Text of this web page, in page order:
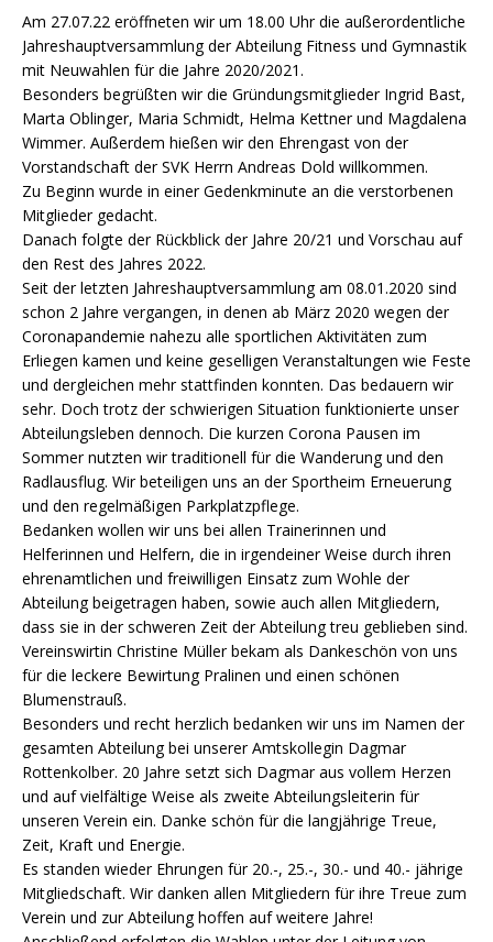
Am 27.07.22 eröffneten wir um 18.00 Uhr die außerordentliche
Jahreshauptversammlung der Abteilung Fitness und Gymnastik
mit Neuwahlen für die Jahre 2020/2021.
Besonders begrüßten wir die Gründungsmitglieder Ingrid Bast,
Marta Oblinger, Maria Schmidt, Helma Kettner und Magdalena
Wimmer. Außerdem hießen wir den Ehrengast von der
Vorstandschaft der SVK Herrn Andreas Dold willkommen.
Zu Beginn wurde in einer Gedenkminute an die verstorbenen
Mitglieder gedacht.
Danach folgte der Rückblick der Jahre 20/21 und Vorschau auf
den Rest des Jahres 2022.
Seit der letzten Jahreshauptversammlung am 08.01.2020 sind
schon 2 Jahre vergangen, in denen ab März 2020 wegen der
Coronapandemie nahezu alle sportlichen Aktivitäten zum
Erliegen kamen und keine geselligen Veranstaltungen wie Feste
und dergleichen mehr stattfinden konnten. Das bedauern wir
sehr. Doch trotz der schwierigen Situation funktionierte unser
Abteilungsleben dennoch. Die kurzen Corona Pausen im
Sommer nutzten wir traditionell für die Wanderung und den
Radlausflug. Wir beteiligen uns an der Sportheim Erneuerung
und den regelmäßigen Parkplatzpflege.
Bedanken wollen wir uns bei allen Trainerinnen und
Helferinnen und Helfern, die in irgendeiner Weise durch ihren
ehrenamtlichen und freiwilligen Einsatz zum Wohle der
Abteilung beigetragen haben, sowie auch allen Mitgliedern,
dass sie in der schweren Zeit der Abteilung treu geblieben sind.
Vereinswirtin Christine Müller bekam als Dankeschön von uns
für die leckere Bewirtung Pralinen und einen schönen
Blumenstrauß.
Besonders und recht herzlich bedanken wir uns im Namen der
gesamten Abteilung bei unserer Amtskollegin Dagmar
Rottenkolber. 20 Jahre setzt sich Dagmar aus vollem Herzen
und auf vielfältige Weise als zweite Abteilungsleiterin für
unseren Verein ein. Danke schön für die langjährige Treue,
Zeit, Kraft und Energie.
Es standen wieder Ehrungen für 20.-, 25.-, 30.- und 40.- jährige
Mitgliedschaft. Wir danken allen Mitgliedern für ihre Treue zum
Verein und zur Abteilung hoffen auf weitere Jahre!